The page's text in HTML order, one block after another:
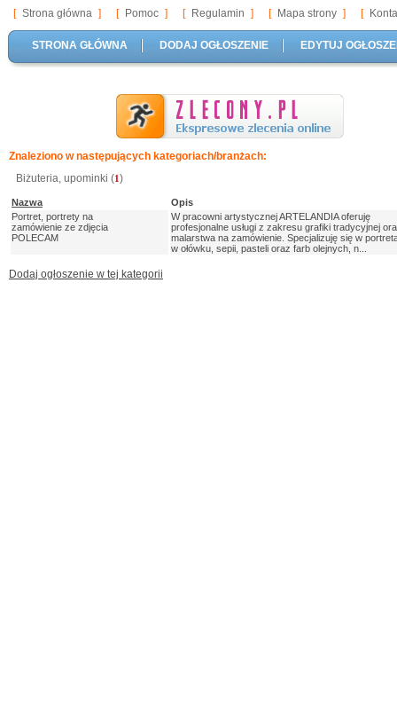
[ Strona główna ] [ Pomoc ] [ Regulamin ] [ Mapa strony ] [
STRONA GŁÓWNA DODAJ OGŁOSZENIE EDYTUJ
Znaleziono w następujących kategoriach/branżach:
Biżuteria, upominki (1)
Nazwa
Opis
Portret, portrety na
zamówienie ze zdjęcia
POLECAM
W pracowni artystycznej ARTELANDIA oferuję
profesjonalne usługi z zakresu grafiki tradycyjnej
malarstwa na zamówienie. Specjalizuję się w
w ołówku, sepii, pasteli oraz farb olejnych, n...
Dodaj ogłoszenie w tej kategorii